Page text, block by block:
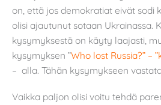
on, että jos demokratiat eivät sodi
olisi ajautunut sotaan Ukrainassa.
kysymyksestä on käyty laajasti,
kysymyksen ”Who lost Russia?” –
– alla. Tähän kysymykseen
Vaikka paljon olisi voitu tehdä